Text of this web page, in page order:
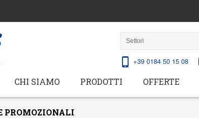
+39 0184 50 15 08
CHI SIAMO PRODOTTI OFFERTE
PROMOZIONALI